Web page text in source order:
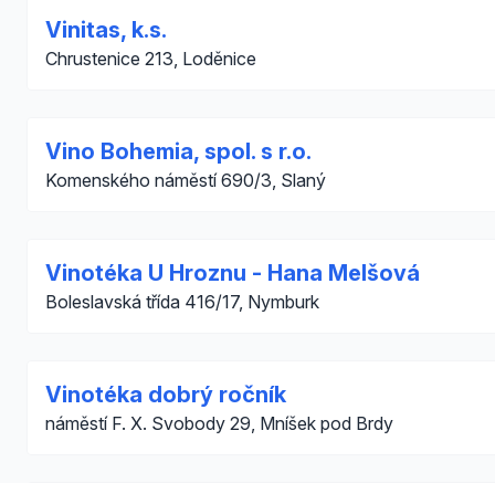
Vinitas, k.s.
Chrustenice 213, Loděnice
Vino Bohemia, spol. s r.o.
Komenského náměstí 690/3, Slaný
Vinotéka U Hroznu - Hana Melšová
Boleslavská třída 416/17, Nymburk
Vinotéka dobrý ročník
náměstí F. X. Svobody 29, Mníšek pod Brdy